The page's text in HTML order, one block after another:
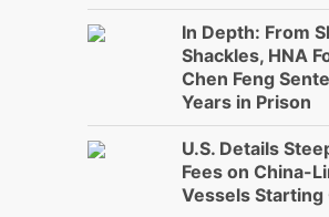
In Depth: From
Shackles, HNA
Chen Feng
Years in Prison
U.S. Details
Fees on China-
Vessels Starting